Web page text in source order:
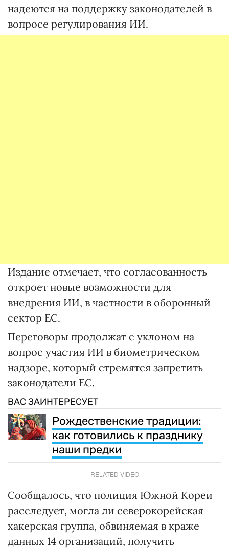
надеются на поддержку законодателей в
вопросе регулирования ИИ.
Издание отмечает, что согласованность
откроет новые возможности для
внедрения ИИ, в частности в оборонный
сектор ЕС.
Переговоры продолжат с уклоном на
вопрос участия ИИ в биометрическом
надзоре, который стремятся запретить
законодатели ЕС.
ВАС ЗАИНТЕРЕСУЕТ
Рождественские традиции:
как готовились к празднику
наши предки
RELATED VIDEO
Сообщалось, что полиция Южной Кореи
расследует, могла ли северокорейская
хакерская группа, обвиняемая в краже
данных 14 организаций, получить